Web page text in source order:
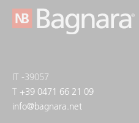
IT -39057
T +39 0471 66 21 09
info@bagnara.net